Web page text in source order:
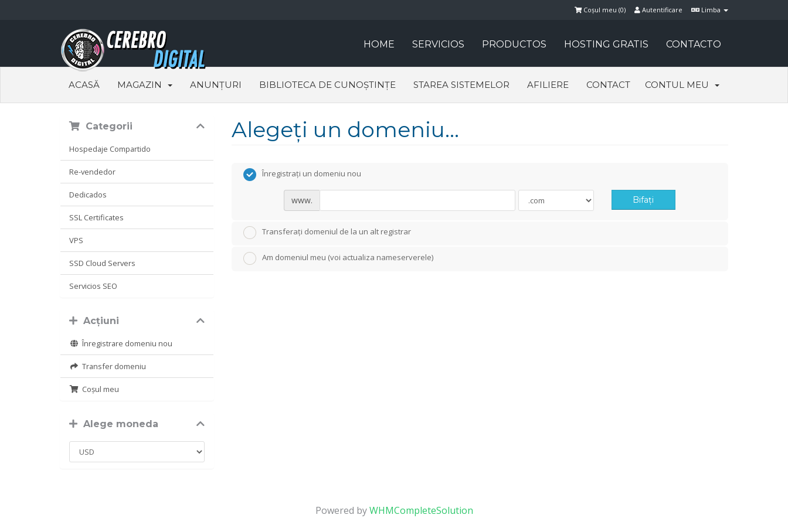
Limba
Autentificare
Coșul meu (0)
HOME SERVICIOS PRODUCTOS HOSTING GRATIS CONTACTO
ACASĂ MAGAZIN ANUNȚURI BIBLIOTECA DE CUNOȘTINȚE STAREA SISTEMELOR AFILIERE CONTACT CONTUL MEU
Alegeți un domeniu...
Categorii
Hospedaje Compartido
Re-vendedor
Dedicados
SSL Certificates
VPS
SSD Cloud Servers
Servicios SEO
Acțiuni
Înregistrare domeniu nou
Transfer domeniu
Coșul meu
Alege moneda
Înregistrați un domeniu nou
www. Bifați
Transferați domeniul de la un alt registrar
Am domeniul meu (voi actualiza nameserverele)
Powered byWHMCompleteSolution